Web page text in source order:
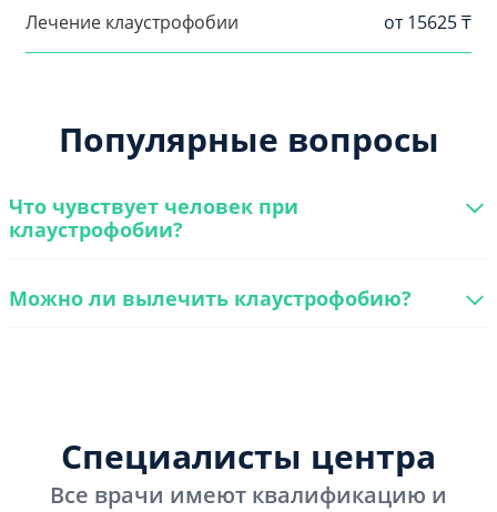
Лечение клаустрофобии от 15625 ₸
Популярные вопросы
Что чувствует человек при
клаустрофобии?
Можно ли вылечить клаустрофобию?
Специалисты центра
Все врачи имеют квалификацию и